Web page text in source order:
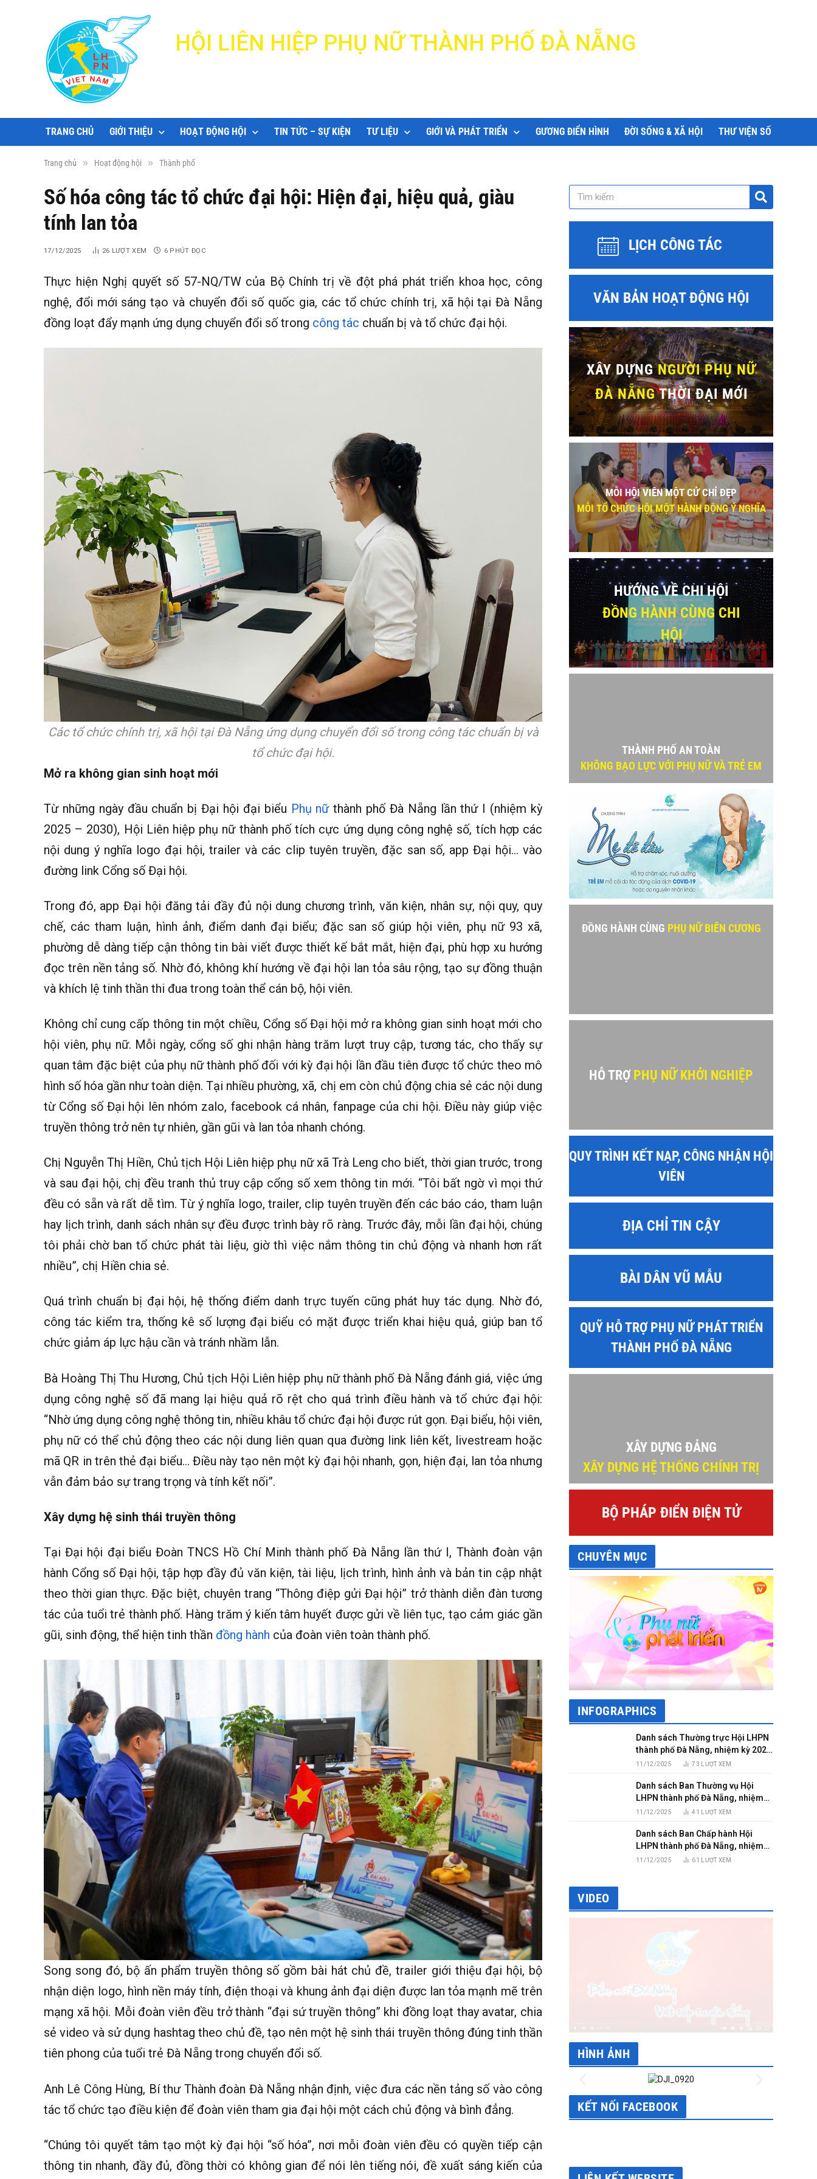
HỘI LIÊN HIỆP PHỤ NỮ THÀNH PHỐ ĐÀ NẴNG
TRANG CHỦ GIỚI THIỆU HOẠT ĐỘNG HỘI TIN TỨC – SỰ KIỆN TƯ LIỆU GIỚI VÀ PHÁT TRIỂN GƯƠNG ĐIỂN HÌNH ĐỜI SỐNG & XÃ HỘI THƯ VIỆN SỐ
Trang chủ » Hoạt động hội » Thành phố
Số hóa công tác tổ chức đại hội: Hiện đại, hiệu quả, giàu
tính lan tỏa
17/12/2025 26 LƯỢT XEM 6 PHÚT ĐỌC
Thực hiện Nghị quyết số 57-NQ/TW của Bộ Chính trị về đột phá phát triển khoa học, công
nghệ, đổi mới sáng tạo và chuyển đổi số quốc gia, các tổ chức chính trị, xã hội tại Đà Nẵng
đồng loạt đẩy mạnh ứng dụng chuyển đổi số trong công tác chuẩn bị và tổ chức đại hội.
Các tổ chức chính trị, xã hội tại Đà Nẵng ứng dụng chuyển đổi số trong công tác chuẩn bị và
tổ chức đại hội.
Mở ra không gian sinh hoạt mới
Từ những ngày đầu chuẩn bị Đại hội đại biểu Phụ nữthành phố Đà Nẵng lần thứ I (nhiệm kỳ
2025 – 2030), Hội Liên hiệp phụ nữ thành phố tích cực ứng dụng công nghệ số, tích hợp các
nội dung ý nghĩa logo đại hội, trailer và các clip tuyên truyền, đặc san số, app Đại hội… vào
đường link Cổng số Đại hội.
Trong đó, app Đại hội đăng tải đầy đủ nội dung chương trình, văn kiện, nhân sự, nội quy, quy
chế, các tham luận, hình ảnh, điểm danh đại biểu; đặc san số giúp hội viên, phụ nữ 93 xã,
phường dễ dàng tiếp cận thông tin bài viết được thiết kế bắt mắt, hiện đại, phù hợp xu hướng
đọc trên nền tảng số. Nhờ đó, không khí hướng về đại hội lan tỏa sâu rộng, tạo sự đồng thuận
và khích lệ tinh thần thi đua trong toàn thể cán bộ, hội viên.
Không chỉ cung cấp thông tin một chiều, Cổng số Đại hội mở ra không gian sinh hoạt mới cho
hội viên, phụ nữ. Mỗi ngày, cổng số ghi nhận hàng trăm lượt truy cập, tương tác, cho thấy sự
quan tâm đặc biệt của phụ nữ thành phố đối với kỳ đại hội lần đầu tiên được tổ chức theo mô
hình số hóa gần như toàn diện. Tại nhiều phường, xã, chị em còn chủ động chia sẻ các nội dung
từ Cổng số Đại hội lên nhóm zalo, facebook cá nhân, fanpage của chi hội. Điều này giúp việc
truyền thông trở nên tự nhiên, gần gũi và lan tỏa nhanh chóng.
Chị Nguyễn Thị Hiền, Chủ tịch Hội Liên hiệp phụ nữ xã Trà Leng cho biết, thời gian trước, trong
và sau đại hội, chị đều tranh thủ truy cập cổng số xem thông tin mới. “Tôi bất ngờ vì mọi thứ
đều có sẵn và rất dễ tìm. Từ ý nghĩa logo, trailer, clip tuyên truyền đến các báo cáo, tham luận
hay lịch trình, danh sách nhân sự đều được trình bày rõ ràng. Trước đây, mỗi lần đại hội, chúng
tôi phải chờ ban tổ chức phát tài liệu, giờ thì việc nắm thông tin chủ động và nhanh hơn rất
nhiều”, chị Hiền chia sẻ.
Quá trình chuẩn bị đại hội, hệ thống điểm danh trực tuyến cũng phát huy tác dụng. Nhờ đó,
công tác kiểm tra, thống kê số lượng đại biểu có mặt được triển khai hiệu quả, giúp ban tổ
chức giảm áp lực hậu cần và tránh nhầm lẫn.
Bà Hoàng Thị Thu Hương, Chủ tịch Hội Liên hiệp phụ nữ thành phố Đà Nẵng đánh giá, việc ứng
dụng công nghệ số đã mang lại hiệu quả rõ rệt cho quá trình điều hành và tổ chức đại hội:
“Nhờ ứng dụng công nghệ thông tin, nhiều khâu tổ chức đại hội được rút gọn. Đại biểu, hội viên,
phụ nữ có thể chủ động theo các nội dung liên quan qua đường link liên kết, livestream hoặc
mã QR in trên thẻ đại biểu… Điều này tạo nên một kỳ đại hội nhanh, gọn, hiện đại, lan tỏa nhưng
vẫn đảm bảo sự trang trọng và tính kết nối”.
Xây dựng hệ sinh thái truyền thông
Tại Đại hội đại biểu Đoàn TNCS Hồ Chí Minh thành phố Đà Nẵng lần thứ I, Thành đoàn vận
hành Cổng số Đại hội, tập hợp đầy đủ văn kiện, tài liệu, lịch trình, hình ảnh và bản tin cập nhật
theo thời gian thực. Đặc biệt, chuyên trang “Thông điệp gửi Đại hội” trở thành diễn đàn tương
tác của tuổi trẻ thành phố. Hàng trăm ý kiến tâm huyết được gửi về liên tục, tạo cảm giác gần
gũi, sinh động, thể hiện tinh thần đồng hành của đoàn viên toàn thành phố.
Song song đó, bộ ấn phẩm truyền thông số gồm bài hát chủ đề, trailer giới thiệu đại hội, bộ
nhận diện logo, hình nền máy tính, điện thoại và khung ảnh đại diện được lan tỏa mạnh mẽ trên
mạng xã hội. Mỗi đoàn viên đều trở thành “đại sứ truyền thông” khi đồng loạt thay avatar, chia
sẻ video và sử dụng hashtag theo chủ đề, tạo nên một hệ sinh thái truyền thông đúng tinh thần
tiên phong của tuổi trẻ Đà Nẵng trong chuyển đổi số.
Anh Lê Công Hùng, Bí thư Thành đoàn Đà Nẵng nhận định, việc đưa các nền tảng số vào công
tác tổ chức tạo điều kiện để đoàn viên tham gia đại hội một cách chủ động và bình đẳng.
“Chúng tôi quyết tâm tạo một kỳ đại hội “số hóa”, nơi mỗi đoàn viên đều có quyền tiếp cận
thông tin nhanh, đầy đủ, đồng thời có không gian để nói lên tiếng nói, đề xuất sáng kiến của
LỊCH CÔNG TÁC
VĂN BẢN HOẠT ĐỘNG HỘI
XÂY DỰNGNGƯỜI PHỤ NỮ
ĐÀ NẴNGTHỜI ĐẠI MỚI
MỖI HỘI VIÊN MỘT CỬ CHỈ ĐẸP
MỖI TỔ CHỨC HỘI MỘT HÀNH ĐỘNG Ý NGHĨA
HƯỚNG VỀ CHI HỘI
ĐỒNG HÀNH CÙNG CHI
HỘI
THÀNH PHỐ AN TOÀN
KHÔNG BẠO LỰC VỚI PHỤ NỮ VÀ TRẺ EM
ĐỒNG HÀNH CÙNG PHỤ NỮ BIÊN CƯƠNG
HỖ TRỢPHỤ NỮ KHỞI NGHIỆP
QUY TRÌNH KẾT NẠP, CÔNG NHẬN HỘI
VIÊN
ĐỊA CHỈ TIN CẬY
BÀI DÂN VŨ MẪU
QUỸ HỖ TRỢ PHỤ NỮ PHÁT TRIỂN
THÀNH PHỐ ĐÀ NẴNG
XÂY DỰNG ĐẢNG
XÂY DỰNG HỆ THỐNG CHÍNH TRỊ
BỘ PHÁP ĐIỂN ĐIỆN TỬ
CHUYÊN MỤC
INFOGRAPHICS
Danh sách Thường trực Hội LHPN
thành phố Đà Nẵng, nhiệm kỳ 2025
– 2030
11/12/2025 73 LƯỢT XEM
Danh sách Ban Thường vụ Hội
LHPN thành phố Đà Nẵng, nhiệm
kỳ 2025 – 2030
11/12/2025 41 LƯỢT XEM
Danh sách Ban Chấp hành Hội
LHPN thành phố Đà Nẵng, nhiệm
kỳ 2025 – 2030
11/12/2025 61 LƯỢT XEM
VIDEO
HÌNH ẢNH
KẾT NỐI FACEBOOK